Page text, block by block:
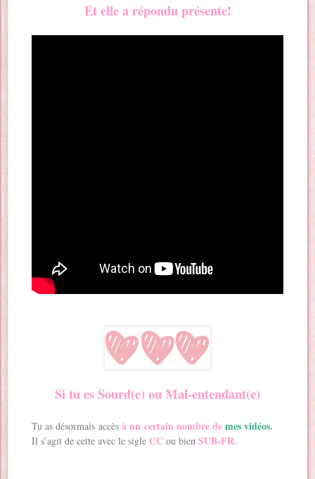
Et elle a répondu présente!
Si tu es Sourd(e) ou Mal-entendant(e)
Tu as désormais accèsà uncertain nombre demes vidéos.
Il s’agit de cette avec le sigleCC ou bienSUB-FR.